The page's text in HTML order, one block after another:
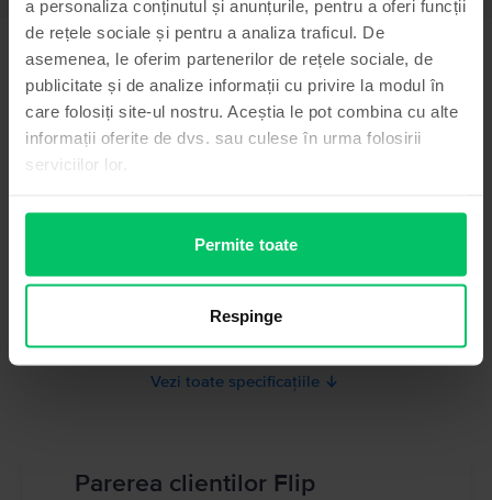
a personaliza conținutul și anunțurile, pentru a oferi funcții
de rețele sociale și pentru a analiza traficul. De
asemenea, le oferim partenerilor de rețele sociale, de
publicitate și de analize informații cu privire la modul în
care folosiți site-ul nostru. Aceștia le pot combina cu alte
informații oferite de dvs. sau culese în urma folosirii
serviciilor lor.
Permite toate
Respinge
Informatii siguranta produs
Informatii producator
Informatii persoana responsabila
Informatii siguranta produs
Informatii privind avertismentele de siguranta cu privire la produs.
A se citi manualul
Specificații
Brand
Huawei
Model
P10
Nano-SIM
Vezi toate specificațiile
Parerea clientilor Flip